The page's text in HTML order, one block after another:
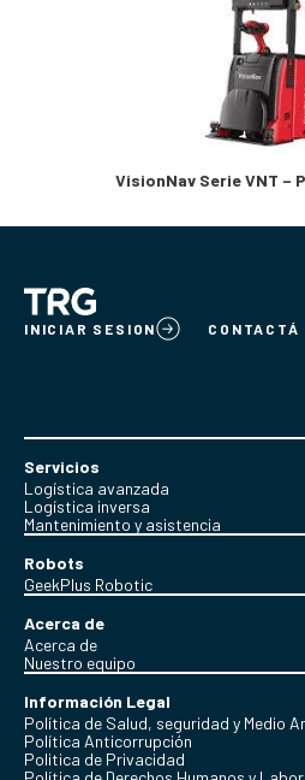
VisionNav Serie VNT –
INICIAR SESION CONTACTÁ
Servicios
Logística avanzada
Logística inversa
Mantenimiento y asistencia
Robots
GeekPlus Robotic
Acerca de
Acerca de
Nuestro equipo
Información Legal
Política de Salud, seguridad y Medio
Política Anticorrupción
Politica de Privacidad